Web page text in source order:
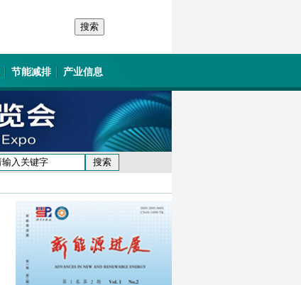
节能减排 产业信息